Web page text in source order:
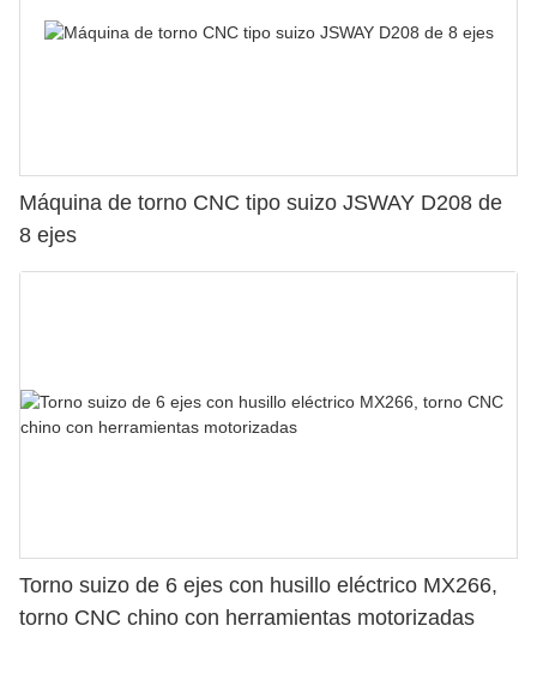
Máquina de torno CNC tipo suizo JSWAY D208 de
8 ejes
Torno suizo de 6 ejes con husillo eléctrico MX266,
torno CNC chino con herramientas motorizadas